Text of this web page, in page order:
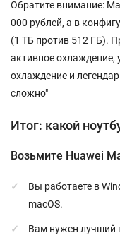
Обратите внимание:
000 рублей, а в
(1 ТБ против 512 ГБ).
активное охлаждение,
охлаждение и
сложно"
Итог: какой
Возьмите Huawei
Вы работаете в
macOS.
Вам нужен лучший